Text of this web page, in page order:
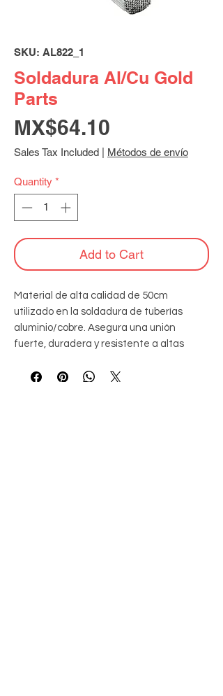
SKU: AL822_1
Soldadura Al/Cu Gold
Parts
MX$64.10
Sales Tax Included Métodos de envío
Quantity *
Add to Cart
Material de alta calidad de 50cm
utilizado en la soldadura de tuberías
aluminio/cobre. Asegura una unión
fuerte, duradera y resistente a altas
refrigeración y aire acondicionado.